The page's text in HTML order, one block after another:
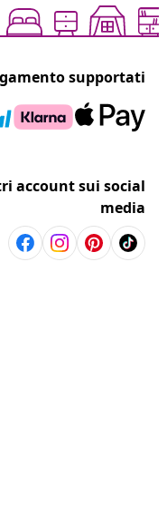
supportati
account sui social
media